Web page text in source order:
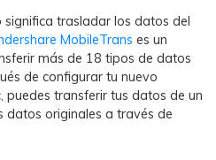
significa trasladar los datos del
MobileTrans es un
más de 18 tipos de datos
de configurar tu nuevo
puedes transferir tus datos de un
datos originales a través de